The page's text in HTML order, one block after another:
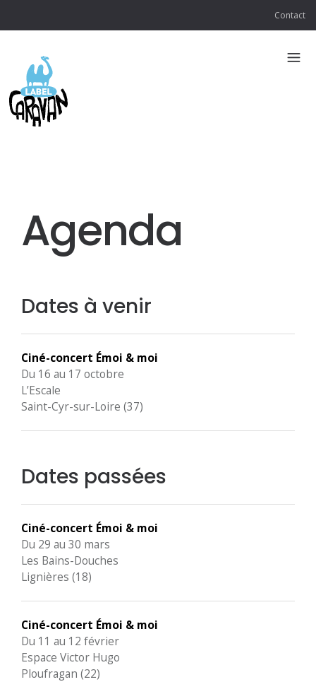
Contact
Agenda
Dates à venir
Ciné-concert Émoi & moi
Du 16 au 17 octobre
L’Escale
Saint-Cyr-sur-Loire (37)
Dates passées
Ciné-concert Émoi & moi
Du 29 au 30 mars
Les Bains-Douches
Lignières (18)
Ciné-concert Émoi & moi
Du 11 au 12 février
Espace Victor Hugo
Ploufragan (22)